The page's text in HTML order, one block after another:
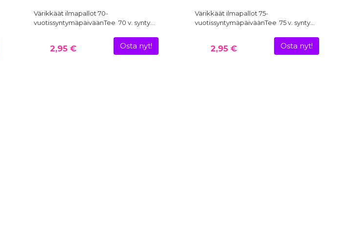
Värikkäät ilmapallot 70-
vuotissyntymäpäiväänTee 70 v. synty…
2,95 € Osta nyt!
Värikkäät ilmapallot 75-
vuotissyntymäpäiväänTee 75 v. synty…
2,95 € Osta nyt!